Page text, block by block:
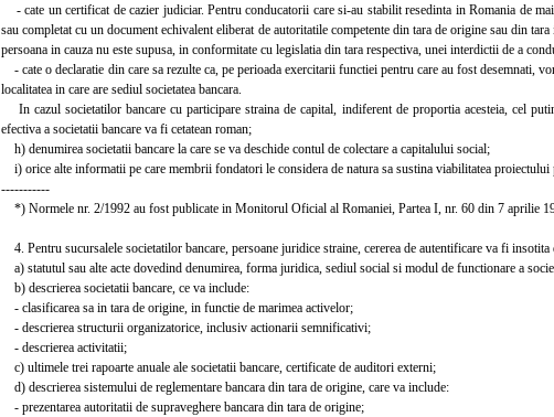
- cate un certificat de cazier judiciar. Pentru conducatorii care si-au stabilit resedinta in Romania de
sau completat cu un document echivalent eliberat de autoritatile competente din tara de origine sau din
persoana in cauza nu este supusa, in conformitate cu legislatia din tara respectiva, unei interdictii de a
- cate o declaratie din care sa rezulte ca, pe perioada exercitarii functiei pentru care au fost desemnati,
localitatea in care are sediul societatea bancara.
In cazul societatilor bancare cu participare straina de capital, indiferent de proportia acesteia, cel
efectiva a societatii bancare va fi cetatean roman;
h) denumirea societatii bancare la care se va deschide contul de colectare a capitalului social;
i) orice alte informatii pe care membrii fondatori le considera de natura sa sustina viabilitatea proiectului
-----------
*) Normele nr. 2/1992 au fost publicate in Monitorul Oficial al Romaniei, Partea I, nr. 60 din 7 aprilie
4. Pentru sucursalele societatilor bancare, persoane juridice straine, cererea de autentificare va fi insotita
a) statutul sau alte acte dovedind denumirea, forma juridica, sediul social si modul de functionare a
b) descrierea societatii bancare, ce va include:
- clasificarea sa in tara de origine, in functie de marimea activelor;
- descrierea structurii organizatorice, inclusiv actionarii semnificativi;
- descrierea activitatii;
c) ultimele trei rapoarte anuale ale societatii bancare, certificate de auditori externi;
d) descrierea sistemului de reglementare bancara din tara de origine, care va include:
- prezentarea autoritatii de supraveghere bancara din tara de origine;